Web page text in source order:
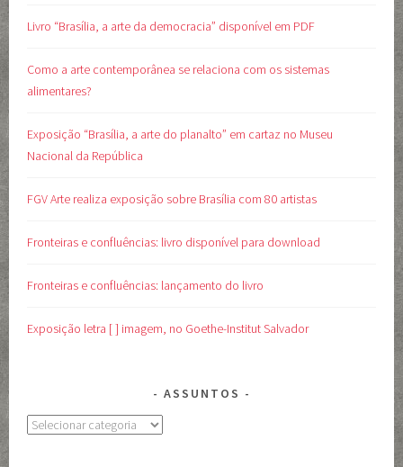
Livro “Brasília, a arte da democracia” disponível em PDF
Como a arte contemporânea se relaciona com os sistemas
alimentares?
Exposição “Brasília, a arte do planalto” em cartaz no Museu
Nacional da República
FGV Arte realiza exposição sobre Brasília com 80 artistas
Fronteiras e confluências: livro disponível para download
Fronteiras e confluências: lançamento do livro
Exposição letra [ ] imagem, no Goethe-Institut Salvador
ASSUNTOS
Assuntos